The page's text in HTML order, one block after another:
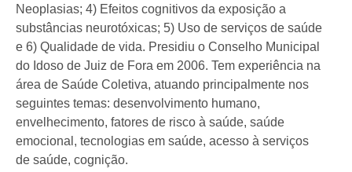
Neoplasias; 4) Efeitos cognitivos da exposição a
substâncias neurotóxicas; 5) Uso de serviços de saúde
e 6) Qualidade de vida. Presidiu o Conselho Municipal
do Idoso de Juiz de Fora em 2006. Tem experiência na
área de Saúde Coletiva, atuando principalmente nos
seguintes temas: desenvolvimento humano,
envelhecimento, fatores de risco à saúde, saúde
emocional, tecnologias em saúde, acesso à serviços
de saúde, cognição.